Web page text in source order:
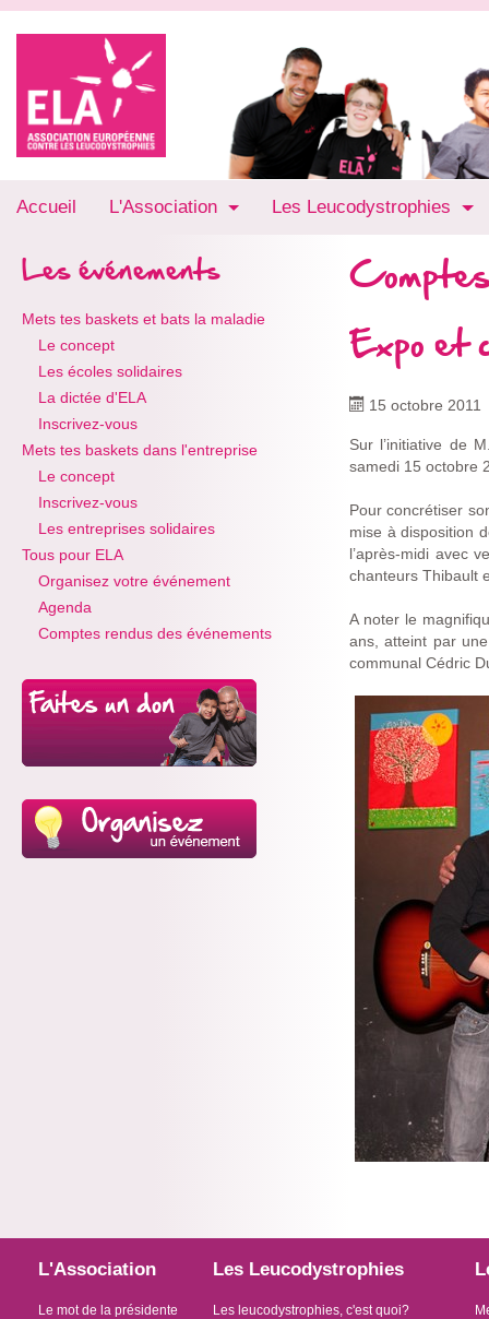
Accueil L'Association Les Leucodystrophies
Les événements
Mets tes baskets et bats la maladie
Le concept
Les écoles solidaires
La dictée d'ELA
Inscrivez-vous
Mets tes baskets dans l'entreprise
Le concept
Inscrivez-vous
Les entreprises solidaires
Tous pour ELA
Organisez votre événement
Agenda
Comptes rendus des événements
Expo et
15 octobre 2011
Sur l’initiative de
samedi 15 octobre
Pour concrétiser
mise à disposition
l’après-midi avec
chanteurs Thibault
A noter le
ans, atteint par
communal Cédric
L'Association
Le mot de la présidente
Les Leucodystrophies
Les leucodystrophies, c'est quoi?